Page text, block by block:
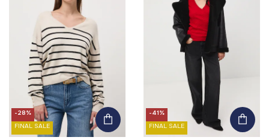
-28%
FINAL SALE
-41%
FINAL SALE